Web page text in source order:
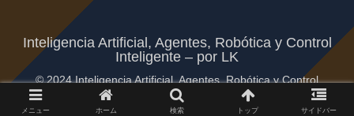
Inteligencia Artificial, Agentes, Robótica y Control
Inteligente – por LK
© 2024 Inteligencia Artificial, Agentes, Robótica y Control
Inteligente – por LK.
メニュー ホーム 検索 トップ サイドバー